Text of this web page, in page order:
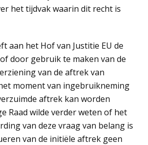
het tijdvak waarin dit recht is
aan het Hof van Justitie EU de
door gebruik te maken van de
van de aftrek van
moment van ingebruikneming
aftrek kan worden
Raad wilde verder weten of het
van deze vraag van belang is
van de initiële aftrek geen